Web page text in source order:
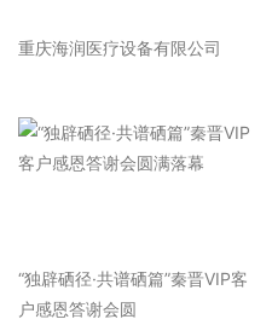
重庆海润医疗设备有限公司
“独辟硒径·共谱硒篇”秦晋VIP客
户感恩答谢会圆